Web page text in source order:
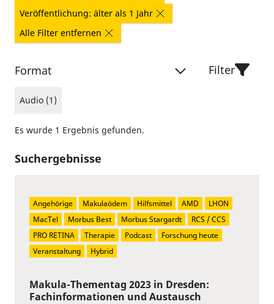
Veröffentlichung: älter als 1 Jahr
Alle Filter entfernen
Format
Audio (1)
Filter
Es wurde 1 Ergebnis gefunden.
Suchergebnisse
Makula-Thementag 2023 in Dresden:
Fachinformationen und Austausch
Angehörige Makulaödem Hilfsmittel AMD
LHON
MacTel
Morbus Best Morbus Stargardt
RCS / CCS
PRO RETINA
Therapie Podcast
Forschung heute
Veranstaltung
Hybrid